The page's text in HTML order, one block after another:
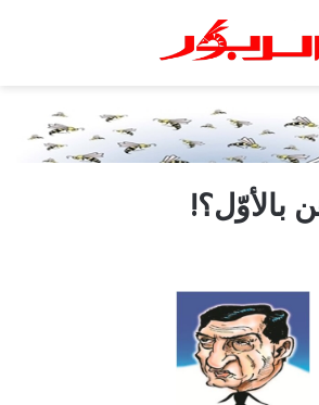
بالأوّل؟!